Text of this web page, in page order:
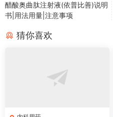
醋酸奥曲肽注射液(依普比善)说明
书|用法用量|注意事项
猜你喜欢